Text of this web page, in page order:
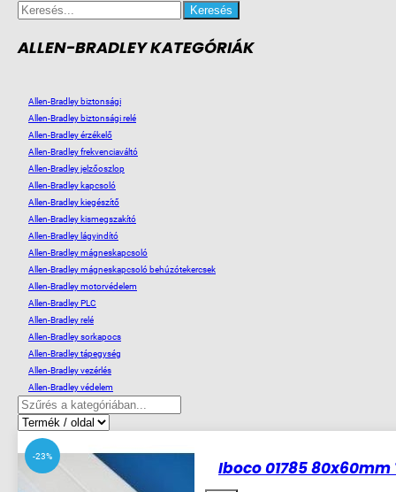
Search
for:
ALLEN-BRADLEY KATEGÓRIÁK
Allen-Bradley biztonsági
Allen-Bradley biztonsági relé
Allen-Bradley érzékelő
Allen-Bradley frekvenciaváltó
Allen-Bradley jelzőoszlop
Allen-Bradley kapcsoló
Allen-Bradley kiegészítő
Allen-Bradley kismegszakító
Allen-Bradley lágyindító
Allen-Bradley mágneskapcsoló
Allen-Bradley mágneskapcsoló behúzótekercsek
Allen-Bradley motorvédelem
Allen-Bradley PLC
Allen-Bradley relé
Allen-Bradley sorkapocs
Allen-Bradley tápegység
Allen-Bradley vezérlés
Allen-Bradley védelem
-23%
Iboco 01785